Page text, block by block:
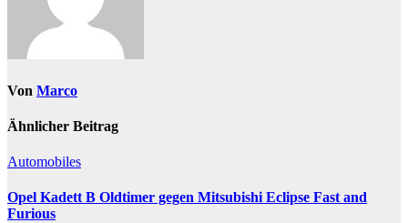
Von Marco
Ähnlicher Beitrag
Automobiles
Opel Kadett B Oldtimer gegen Mitsubishi Eclipse Fast and
Furious